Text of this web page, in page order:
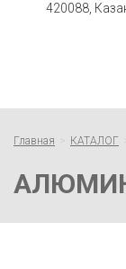
420088,
Главная КАТАЛОГ